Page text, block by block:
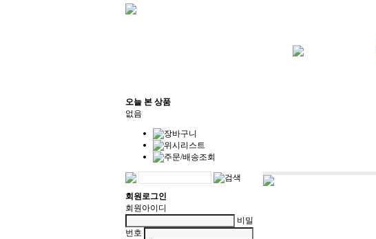
오늘 본 상품
없음
회원로그인
회원아이디
비밀
번호